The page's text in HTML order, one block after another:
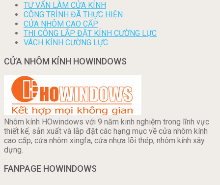
TƯ VẤN LÀM CỬA KÍNH
CÔNG TRÌNH ĐÃ THỰC HIỆN
CỬA NHÔM CAO CẤP
THI CÔNG LẮP ĐẶT KÍNH CƯỜNG LỰC
VÁCH KÍNH CƯỜNG LỰC
CỬA NHÔM KÍNH HOWINDOWS
Nhôm kính HOwindows với 9 năm kinh nghiệm trong lĩnh vực
thiết kế, sản xuất và lắp đặt các hạng mục về cửa nhôm kính
cao cấp, cửa nhôm xingfa, cửa nhựa lõi thép, nhôm kính xây
dựng.
FANPAGE HOWINDOWS